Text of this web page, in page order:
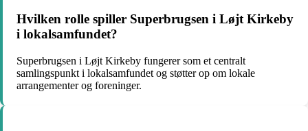
Hvilken rolle spiller Superbrugsen i Løjt Kirkeby
i lokalsamfundet?
Superbrugsen i Løjt Kirkeby fungerer som et centralt
samlingspunkt i lokalsamfundet og støtter op om lokale
arrangementer og foreninger.